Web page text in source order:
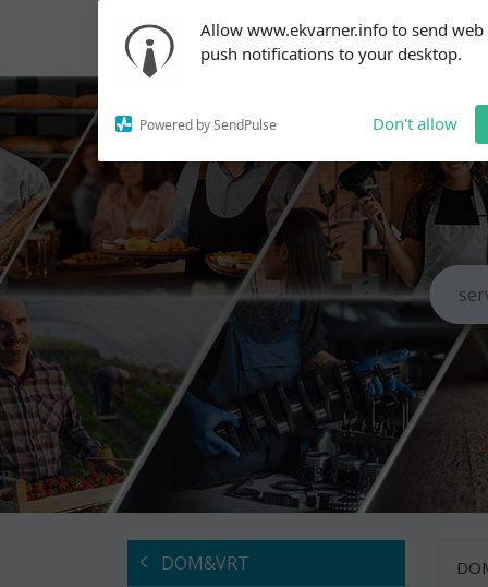
Allow www.ekvarner.info to send web
push notifications to your desktop.
Powered by SendPulse Don't allow
notifications!
To enable permission prompts, click
on the notification icon
DOM&VRT